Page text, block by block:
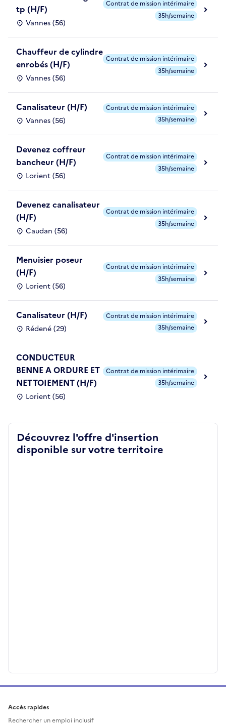
tp (H/F)
Vannes (56)
Contrat de mission intérimaire
35h/semaine
Chauffeur de cylindre
enrobés (H/F)
Vannes (56)
Contrat de mission intérimaire
35h/semaine
Canalisateur (H/F)
Vannes (56)
Contrat de mission intérimaire
35h/semaine
Devenez coffreur
bancheur (H/F)
Lorient (56)
Contrat de mission intérimaire
35h/semaine
Devenez canalisateur
(H/F)
Caudan (56)
Contrat de mission intérimaire
35h/semaine
Menuisier poseur
(H/F)
Lorient (56)
Contrat de mission intérimaire
35h/semaine
Canalisateur (H/F)
Rédené (29)
Contrat de mission intérimaire
35h/semaine
CONDUCTEUR
BENNE A ORDURE ET
NETTOIEMENT (H/F)
Lorient (56)
Contrat de mission intérimaire
35h/semaine
Découvrez l'offre d'insertion
disponible sur votre territoire
Accès rapides
Rechercher un emploi inclusif